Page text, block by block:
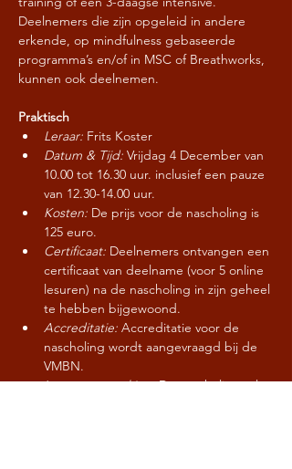
Deelnemers die zijn opgeleid in andere
erkende, op mindfulness gebaseerde
programma’s en/of in MSC of Breathworks,
kunnen ook deelnemen.
Praktisch
Leraar: Frits Koster
Datum & Tijd: Vrijdag 4 December van
10.00 tot 16.30 uur. inclusief een pauze
van 12.30-14.00 uur.
Kosten: De prijs voor de nascholing is
125 euro.
Certificaat: Deelnemers ontvangen een
certificaat van deelname (voor 5 online
lesuren) na de nascholing in zijn geheel
te hebben bijgewoond.
Accreditatie: Accreditatie voor de
nascholing wordt aangevraagd bij de
VMBN.
Laatste opmerking: De nascholing zal